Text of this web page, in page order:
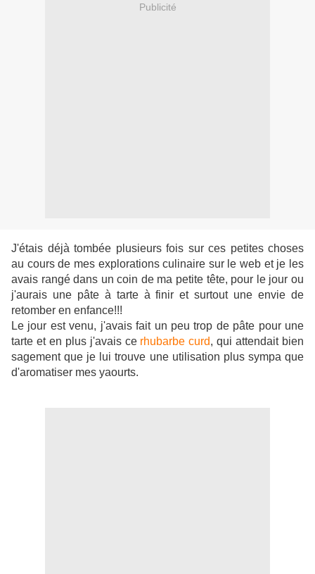
Publicité
J'étais déjà tombée plusieurs fois sur ces petites choses
au cours de mes explorations culinaire sur le web et je les
avais rangé dans un coin de ma petite tête, pour le jour ou
j'aurais une pâte à tarte à finir et surtout une envie de
retomber en enfance!!!
Le jour est venu, j'avais fait un peu trop de pâte pour une
tarte et en plus j'avais ce rhubarbe curd, qui attendait bien
sagement que je lui trouve une utilisation plus sympa que
d'aromatiser mes yaourts.